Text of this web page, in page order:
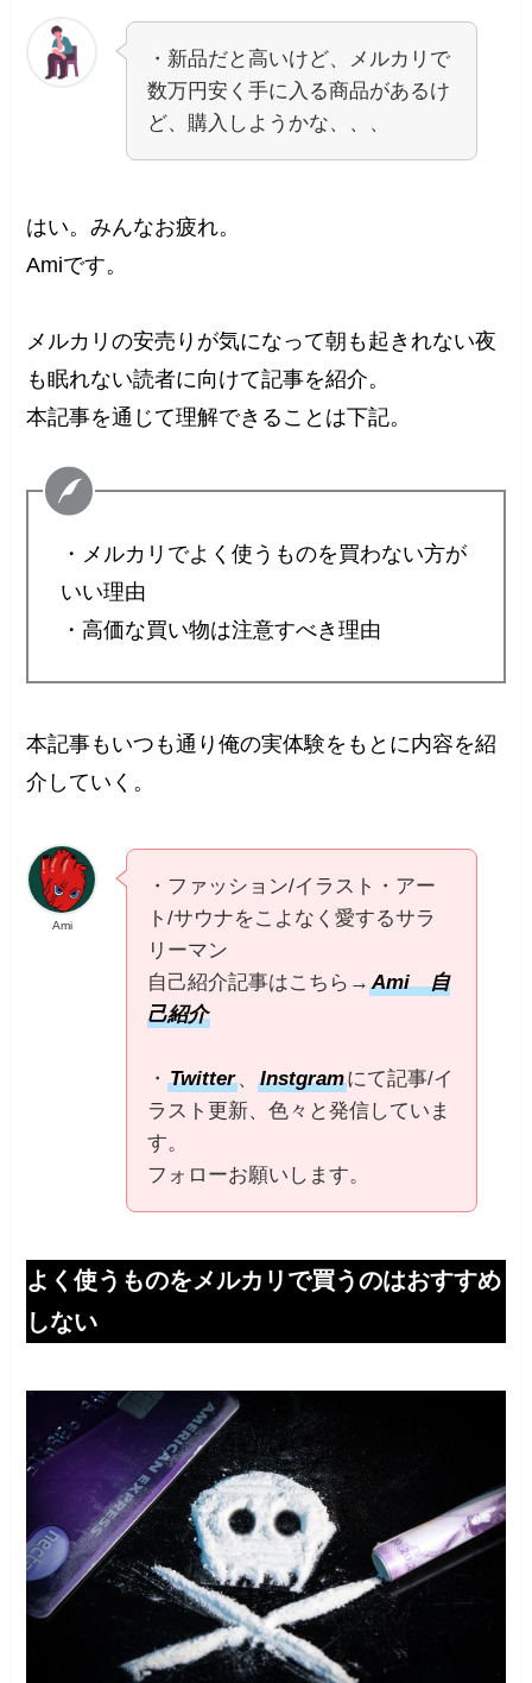
・新品だと高いけど、メルカリで
数万円安く手に入る商品があるけ
ど、購入しようかな、、、
はい。みんなお疲れ。
Amiです。
メルカリの安売りが気になって朝も起きれない夜
も眠れない読者に向けて記事を紹介。
本記事を通じて理解できることは下記。
・メルカリでよく使うものを買わない方が
いい理由
・高価な買い物は注意すべき理由
本記事もいつも通り俺の実体験をもとに内容を紹
介していく。
Ami
・ファッション/イラスト・アー
ト/サウナをこよなく愛するサラ
リーマン
自己紹介記事はこちら→Ami 自
己紹介
・Twitter、Instgramにて記事/イ
ラスト更新、色々と発信していま
す。
フォローお願いします。
よく使うものをメルカリで買うのはおすすめ
しない